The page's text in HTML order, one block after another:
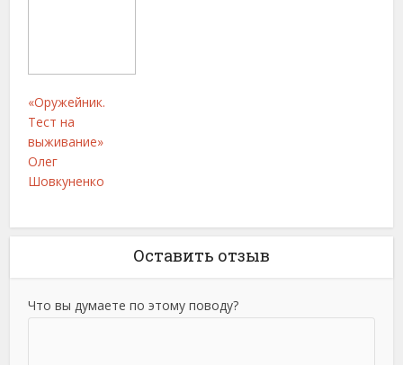
«Оружейник.
Тест на
выживание»
Олег
Шовкуненко
Оставить отзыв
Что вы думаете по этому поводу?